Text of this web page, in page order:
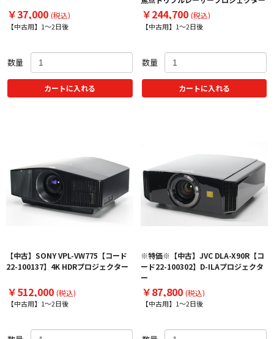
￥37,000 (税込)
【中古用】1～2日後
数量
カートに入れる
￥244,700 (税込)
【中古用】1～2日後
数量
カートに入れる
【中古】SONY VPL-VW775【コード
22-100137】4K HDRプロジェクター
￥512,000 (税込)
【中古用】1～2日後
※特価※【中古】JVC DLA-X90R【コ
ード22-100302】D-ILAプロジェクタ
ー
￥87,800 (税込)
【中古用】1～2日後